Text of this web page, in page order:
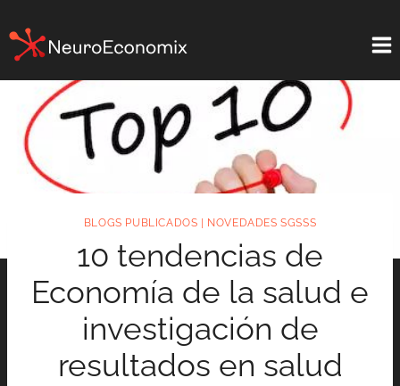
al
contenido
BLOGS PUBLICADOS NOVEDADES SGSSS
10 tendencias de
Economía de la salud e
investigación de
resultados en salud